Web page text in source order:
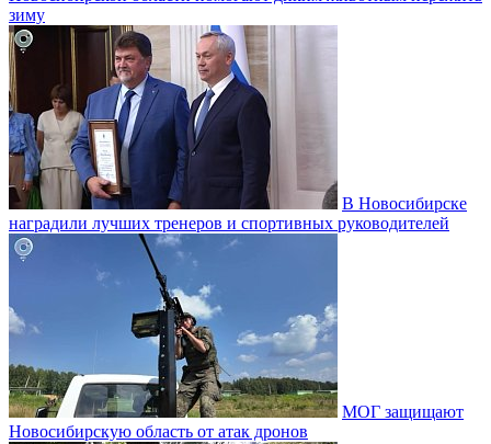
зиму
В Новосибирске
наградили лучших тренеров и спортивных руководителей
МОГ защищают
Новосибирскую область от атак дронов